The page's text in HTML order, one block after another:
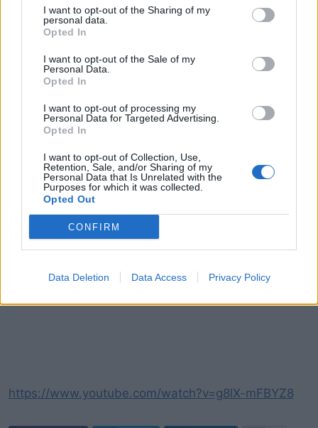
I want to opt-out of the Sharing of my
personal data.
Opted In
I want to opt-out of the Sale of my
Personal Data.
Opted In
I want to opt-out of processing my
Personal Data for Targeted Advertising.
Opted In
I want to opt-out of Collection, Use,
Retention, Sale, and/or Sharing of my
Personal Data that Is Unrelated with the
Purposes for which it was collected.
Opted Out
CONFIRM
Data Deletion Data Access Privacy Policy
cuillères sur les yeux en les plaçant sur les poches
sous les yeux pendant environ 10 à 15 minutes.
https://www.youtube.com/watch?v=g8lX-mFBYZ8